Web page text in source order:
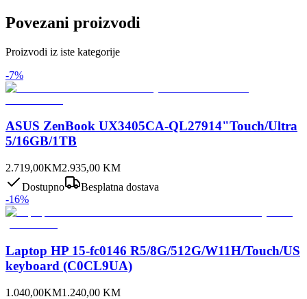
Povezani proizvodi
Proizvodi iz iste kategorije
-7%
ASUS ZenBook UX3405CA-QL27914"Touch/Ultra
5/16GB/1TB
2.719,00KM2.935,00 KM
Dostupno
Besplatna dostava
-16%
Laptop HP 15-fc0146 R5/8G/512G/W11H/Touch/US
keyboard (C0CL9UA)
1.040,00KM1.240,00 KM